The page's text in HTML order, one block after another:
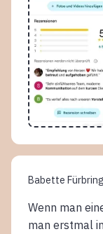
Babette
Wenn man
man erstmal